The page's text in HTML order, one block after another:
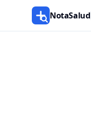
NotaSalud